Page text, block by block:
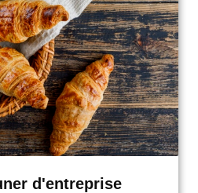
d'entreprise